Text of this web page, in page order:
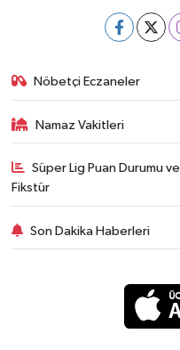
Nöbetçi Eczaneler
Namaz Vakitleri
Süper Lig Puan Durumu ve
Fikstür
Son Dakika Haberleri